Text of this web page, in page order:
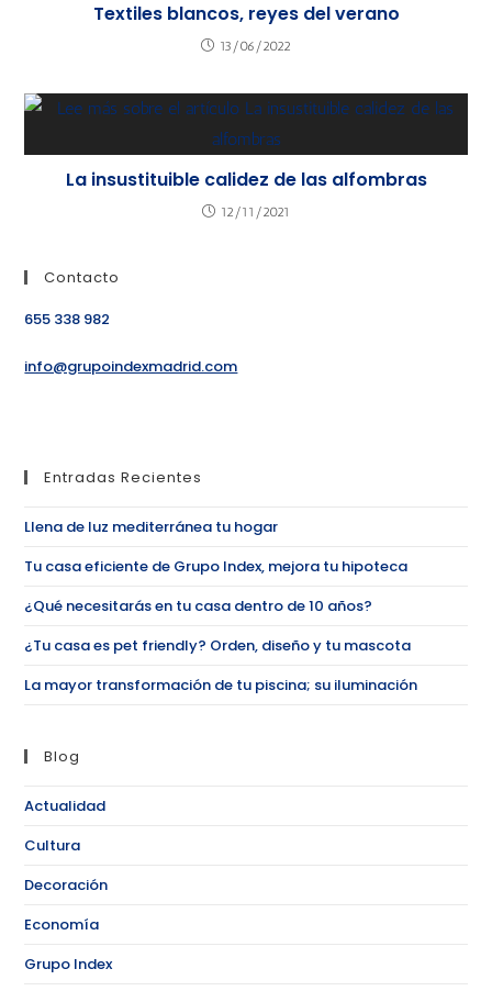
Textiles blancos, reyes del verano
13/06/2022
La insustituible calidez de las alfombras
12/11/2021
Contacto
655 338 982
info@grupoindexmadrid.com
Entradas Recientes
Llena de luz mediterránea tu hogar
Tu casa eficiente de Grupo Index, mejora tu hipoteca
¿Qué necesitarás en tu casa dentro de 10 años?
¿Tu casa es pet friendly? Orden, diseño y tu mascota
La mayor transformación de tu piscina; su iluminación
Blog
Actualidad
Cultura
Decoración
Economía
Grupo Index